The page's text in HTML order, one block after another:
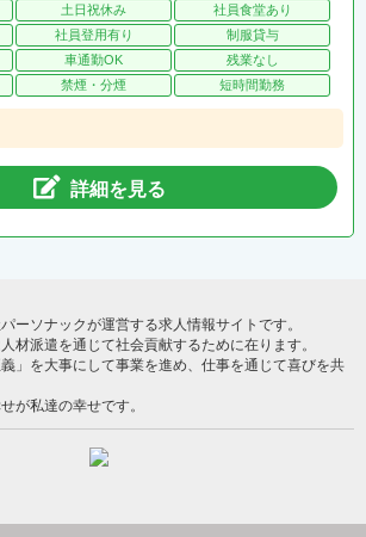
土日祝休み
社員食堂あり
社員登用有り
制服貸与
車通勤OK
残業なし
禁煙・分煙 短時間勤務
詳細を見る
ーソナックが運営する求人情報サイトです。
材派遣を通じて社会貢献するために在ります。
」を大事にして事業を進め、仕事を通じて喜びを共
が私達の幸せです。